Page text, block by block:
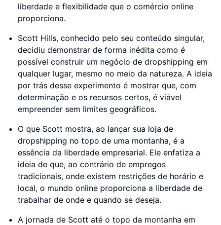
liberdade e flexibilidade que o comércio online
proporciona.
Scott Hills, conhecido pelo seu conteúdo singular,
decidiu demonstrar de forma inédita como é
possível construir um negócio de dropshipping em
qualquer lugar, mesmo no meio da natureza. A ideia
por trás desse experimento é mostrar que, com
determinação e os recursos certos, é viável
empreender sem limites geográficos.
O que Scott mostra, ao lançar sua loja de
dropshipping no topo de uma montanha, é a
essência da liberdade empresarial. Ele enfatiza a
ideia de que, ao contrário de empregos
tradicionais, onde existem restrições de horário e
local, o mundo online proporciona a liberdade de
trabalhar de onde e quando se deseja.
A jornada de Scott até o topo da montanha em